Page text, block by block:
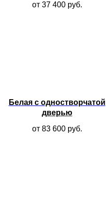
от 37 400 руб.
Белая с одностворчатой
дверью
от 83 600 руб.